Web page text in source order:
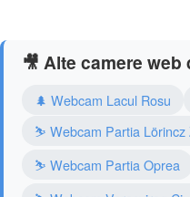
🎥 Alte camere web
🌲 Webcam Lacul Rosu
⛷️ Webcam Partia Lörincz
⛷️ Webcam Partia Oprea